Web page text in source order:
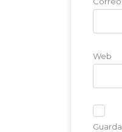
Web